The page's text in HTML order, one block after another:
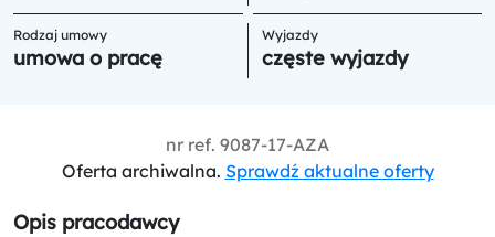
Rodzaj umowy
umowa o pracę
Wyjazdy
częste wyjazdy
nr ref. 9087-17-AZA
Oferta archiwalna. Sprawdź aktualne oferty
Opis pracodawcy